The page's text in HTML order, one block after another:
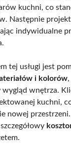
kuchni, co
Następnie
indywidualne
tej usługi jest
i kolorów
wnętrza.
kuchni,
nowej